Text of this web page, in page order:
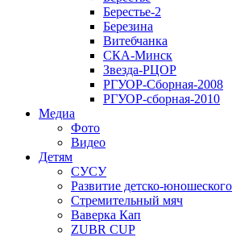
Берестье-2
Березина
Витебчанка
СКА-Минск
Звезда-РЦОР
РГУОР-Сборная-2008
РГУОР-сборная-2010
Медиа
Фото
Видео
Детям
СУСУ
Развитие детско-
Стремительный мяч
Ваверка Кап
ZUBR CUP